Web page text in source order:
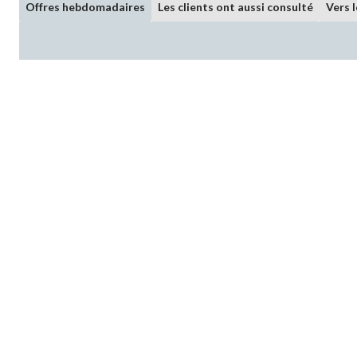
Offres hebdomadaires Les clients ont aussi consulté Vers